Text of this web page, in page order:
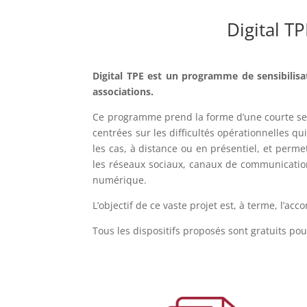
Digital
Digital TPE est un programme de
associations.
Ce programme prend la forme d’une courte
centrées sur les difficultés opérationnelles
les cas, à distance ou en présentiel, et
les réseaux sociaux, canaux de
numérique.
L’objectif de ce vaste projet est, à terme,
Tous les dispositifs proposés sont gratuits